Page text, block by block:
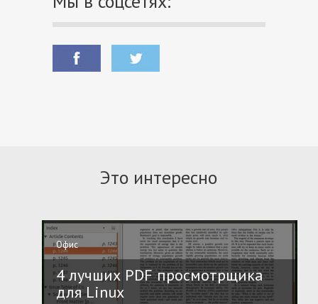
Это интересно
Офис
4 лучших PDF просмотрщика
для Linux